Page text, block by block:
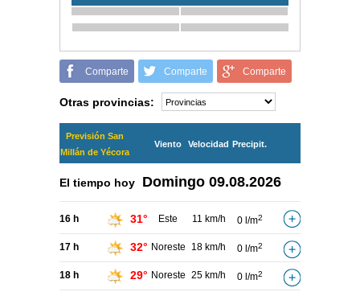
Comparte Comparte Comparte
Otras provincias:
Previsión San
Millán de Yécora
Viento Velocidad Precipit.
El tiempo hoy Domingo 09.08.2026
16 h 31° Este 11 km/h 0 l/m2
17 h 32° Noreste 18 km/h 0 l/m2
18 h 29° Noreste 25 km/h 0 l/m2